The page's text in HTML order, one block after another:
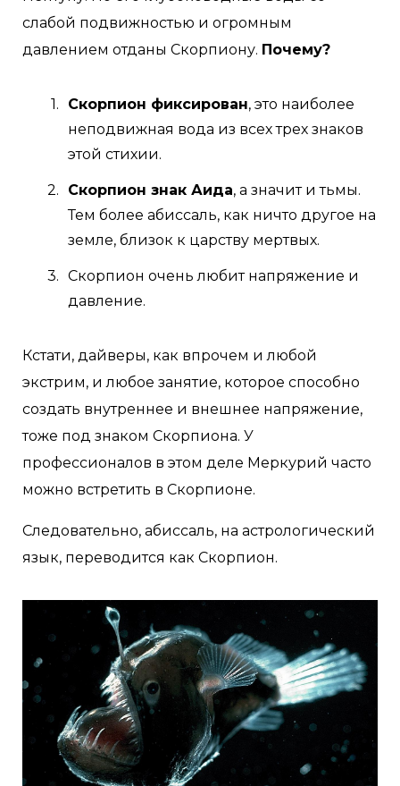
слабой подвижностью и огромным
давлением отданы Скорпиону. Почему?
Скорпион фиксирован, это наиболее
неподвижная вода из всех трех знаков
этой стихии.
Скорпион знак Аида, а значит и тьмы.
Тем более абиссаль, как ничто другое на
земле, близок к царству мертвых.
Скорпион очень любит напряжение и
давление.
Кстати, дайверы, как впрочем и любой
экстрим, и любое занятие, которое способно
создать внутреннее и внешнее напряжение,
тоже под знаком Скорпиона. У
профессионалов в этом деле Меркурий часто
можно встретить в Скорпионе.
Следовательно, абиссаль, на астрологический
язык, переводится как Скорпион.